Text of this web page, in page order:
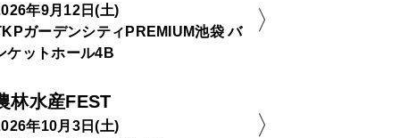
年9月12日(土)
ガーデンシティPREMIUM池袋 バ
ケットホール4B
林水産FEST
年10月3日(土)